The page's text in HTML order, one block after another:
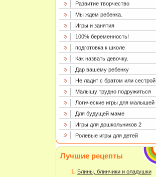
Развитие творчество
Мы ждем ребенка.
Игры и занятия
100% беременность!
подготовка к школе
Как назвать девочку.
Дар вашему ребенку
Не ладит с братом или сестрой
Малышу трудно подружиться
Логические игры для малышей
Для будущей маме
Игры для дошкольников 2
Ролевые игры для детей
Лучшие рецепты
Блины, блинчики и оладушки